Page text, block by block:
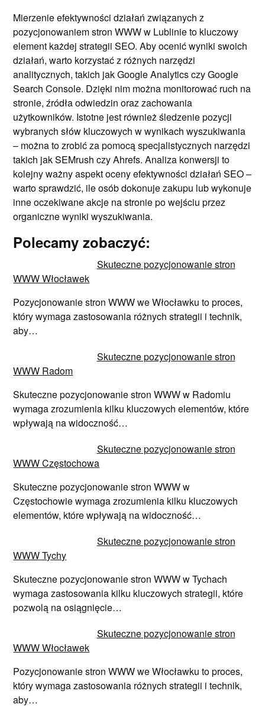
Mierzenie efektywności działań związanych z
pozycjonowaniem stron WWW w Lublinie to kluczowy
element każdej strategii SEO. Aby ocenić wyniki swoich
działań, warto korzystać z różnych narzędzi
analitycznych, takich jak Google Analytics czy Google
Search Console. Dzięki nim można monitorować ruch na
stronie, źródła odwiedzin oraz zachowania
użytkowników. Istotne jest również śledzenie pozycji
wybranych słów kluczowych w wynikach wyszukiwania
– można to zrobić za pomocą specjalistycznych narzędzi
takich jak SEMrush czy Ahrefs. Analiza konwersji to
kolejny ważny aspekt oceny efektywności działań SEO –
warto sprawdzić, ile osób dokonuje zakupu lub wykonuje
inne oczekiwane akcje na stronie po wejściu przez
organiczne wyniki wyszukiwania.
Polecamy zobaczyć:
Skuteczne pozycjonowanie stron
WWW Włocławek
Pozycjonowanie stron WWW we Włocławku to proces,
który wymaga zastosowania różnych strategii i technik,
aby…
Skuteczne pozycjonowanie stron
WWW Radom
Skuteczne pozycjonowanie stron WWW w Radomiu
wymaga zrozumienia kilku kluczowych elementów, które
wpływają na widoczność…
Skuteczne pozycjonowanie stron
WWW Częstochowa
Skuteczne pozycjonowanie stron WWW w
Częstochowie wymaga zrozumienia kilku kluczowych
elementów, które wpływają na widoczność…
Skuteczne pozycjonowanie stron
WWW Tychy
Skuteczne pozycjonowanie stron WWW w Tychach
wymaga zastosowania kilku kluczowych strategii, które
pozwolą na osiągnięcie…
Skuteczne pozycjonowanie stron
WWW Włocławek
Pozycjonowanie stron WWW we Włocławku to proces,
który wymaga zastosowania różnych strategii i technik,
aby…